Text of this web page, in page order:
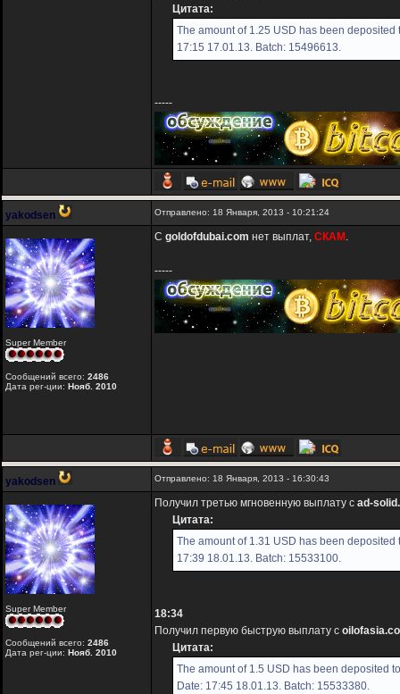
Цитата:
The amount of 1.25 USD has been
17:15 17.01.13. Batch: 15496613.
-----
yakodsen Отправлено: 18 Января, 2013 - 10:21:24
Super Member
Сообщений всего: 2486
Дата рег-ции: Нояб. 2010
С goldofdubai.com нет выплат, СКАМ .
-----
yakodsen Отправлено: 18 Января, 2013 - 16:30:43
Super Member
Сообщений всего: 2486
Дата рег-ции: Нояб. 2010
Получил третью мгновенную выплату с ad-
Цитата:
The amount of 1.31 USD has been
17:39 18.01.13. Batch: 15533100.
18:34
Получил первую быструю выплату с
Цитата:
The amount of 1.5 USD has been deposited
Date: 17:45 18.01.13. Batch: 15533380.